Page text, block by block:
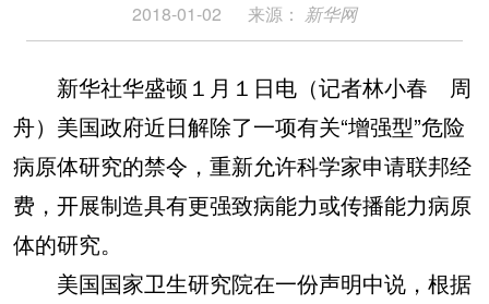
2018-01-02 来源： 新华网
新华社华盛顿１月１日电（记者林小春 周
舟）美国政府近日解除了一项有关“增强型”危险
病原体研究的禁令，重新允许科学家申请联邦经
费，开展制造具有更强致病能力或传播能力病原
体的研究。
美国国家卫生研究院在一份声明中说，根据